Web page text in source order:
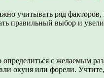
учитывать ряд
правильный выбор и
с желаемым
окуня или форели.